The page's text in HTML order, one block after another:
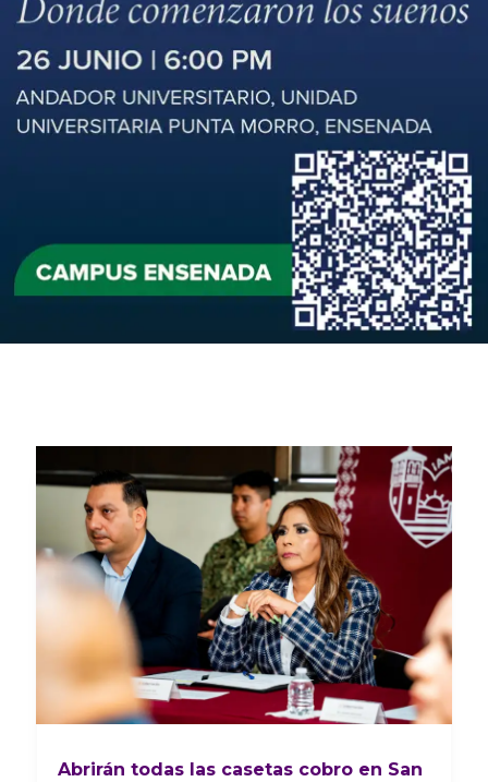
Abrirán todas las casetas cobro en San